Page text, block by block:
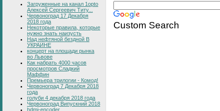
Загруженные на канал 1opto
Алексей Сергеевич Титу...
Червоноград 17 Декабря
2018 года
Некоторые правила, которые
нужно знать наизусть
Над нефтяной бездной В
УКРАИНЕ
концерт на площади рынка
во Львове
Как набрать 4000 часов
просмотров Сладкий
Маффин
Премьера трилогии - Комод!
Червоноград 7 Декабря 2018
года
голуби 4 декабря 2018 года
Червоноград Випускний 2018
hdmi-encoder
Custom Search